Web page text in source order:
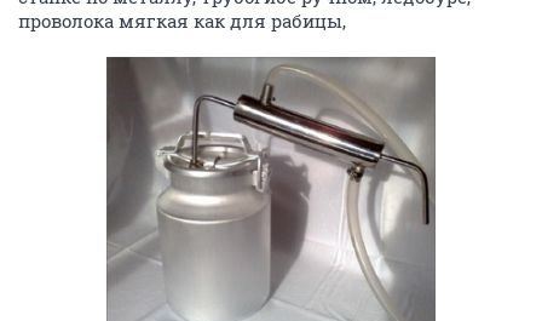
проволока мягкая как для рабицы,